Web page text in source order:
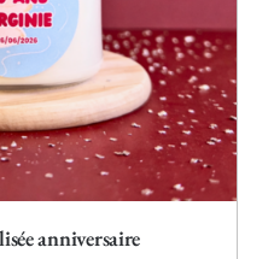
anniversaire